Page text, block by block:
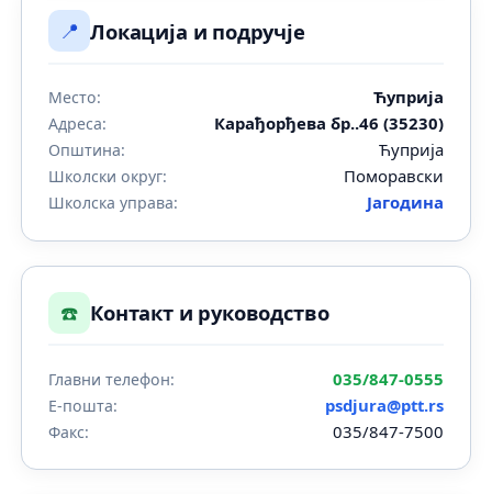
📍 Локација и подручје
Место: Ћуприја
Адреса: Карађорђева бр..46 (35230)
Општина: Ћуприја
Школски округ: Поморавски
Школска управа: Јагодина
☎️ Контакт и руководство
Главни телефон: 035/847-0555
Е-пошта: psdjura@ptt.rs
Факс: 035/847-7500